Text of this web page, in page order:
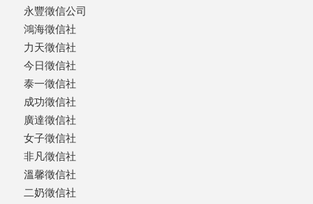
永豐徵信公司
鴻海徵信社
力天徵信社
今日徵信社
泰一徵信社
成功徵信社
廣達徵信社
女子徵信社
非凡徵信社
溫馨徵信社
二奶徵信社